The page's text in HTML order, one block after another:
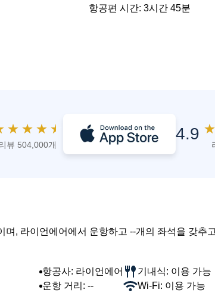
항공편 시간: 3시간 45분
★ ★ ★ ★
뷰 504,000개
4.9 ★
, 라이언에어에서 운항하고 --개의 좌석을 갖추
항공사: 라이언에어
운항 거리: --
기내식: 이용 가능
Wi-Fi: 이용 가능